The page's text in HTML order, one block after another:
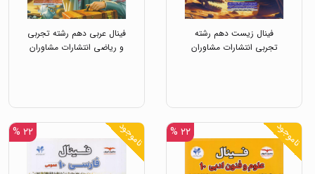
فینال زیست دهم رشته
تجربی انتشارات مشاوران
فینال عربی دهم رشته تجربی
و ریاضی انتشارات مشاوران
ناموجود ۲۲ % ناموجود ۲۲ %